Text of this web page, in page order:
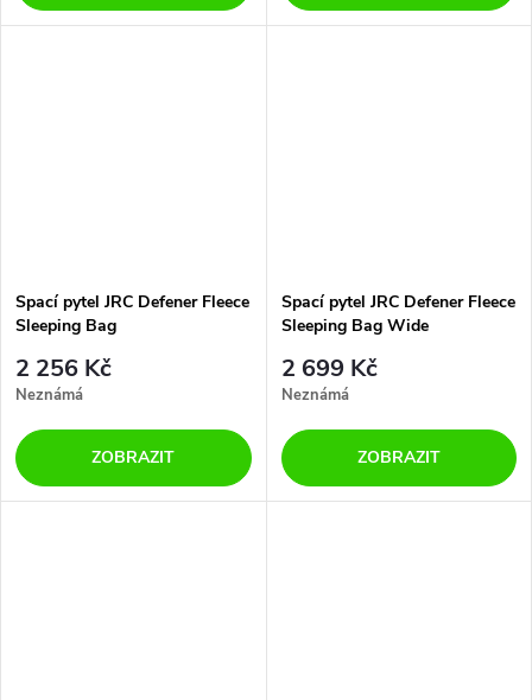
Spací pytel JRC Defener Fleece
Sleeping Bag
2 256 Kč
Neznámá
ZOBRAZIT
Spací pytel JRC Defener Fleece
Sleeping Bag Wide
2 699 Kč
Neznámá
ZOBRAZIT